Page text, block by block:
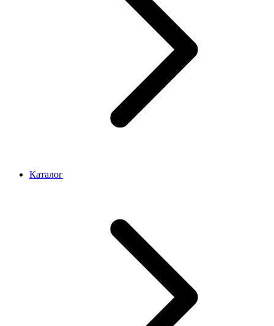
Каталог